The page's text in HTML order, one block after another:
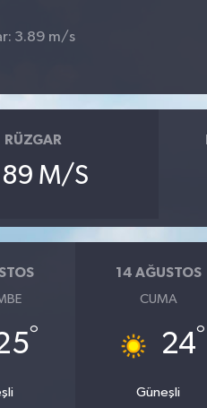
3.89 m/s
RÜZGAR
M/S
°
14 AĞUSTOS
CUMA
24°
Güneşli